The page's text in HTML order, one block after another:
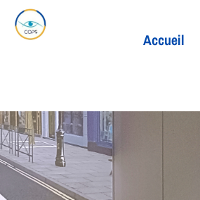
Accueil